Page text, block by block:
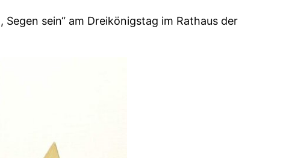
sein“ am Dreikönigstag im Rathaus der